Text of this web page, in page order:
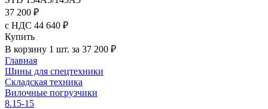
37 200 ₽
с НДС 44 640 ₽
Купить
В корзину 1 шт. за 37 200 ₽
Главная
Шины для спецтехники
Складская техника
Вилочные погрузчики
8.15-15